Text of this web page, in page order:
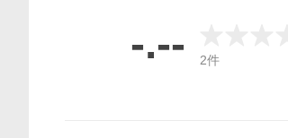
-.-- 2件